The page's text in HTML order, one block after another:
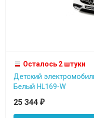
Осталось 2 штуки
Детский
Белый HL169-W
25 344 ₽